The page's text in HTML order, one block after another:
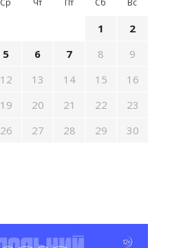
Ср Чт Пт Сб Вс
1
2
5 6 7 8
9
12 13 14 15
16
19 20 21 22
23
26 27 28 29
30